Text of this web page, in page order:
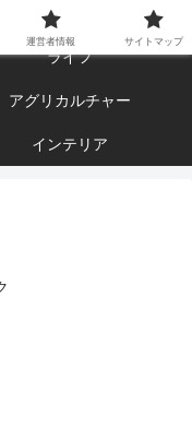
イフ
ライフ
アグリカルチャー
インテリア
運営者情報 サイトマップ